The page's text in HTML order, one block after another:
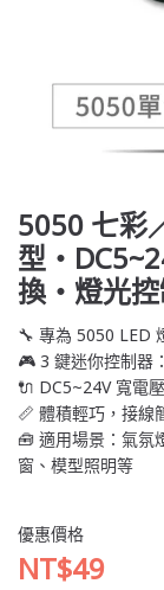
5050 七彩
型・
換・燈光
🔧 專為 5050 LED
🎮 3 鍵迷你控制器
🔌 DC5~24V 寬電
📏 體積輕巧，接線
🧰 適用場景：氣氛
窗、模型照明等
優惠價格
NT$49